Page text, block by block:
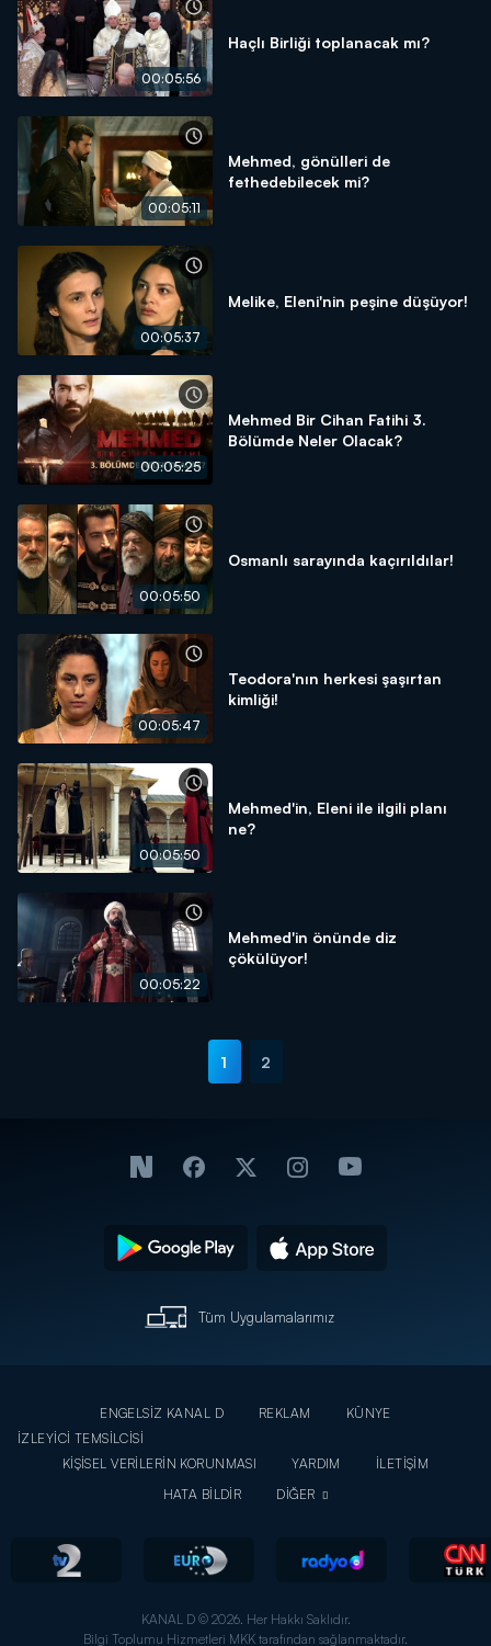
00:05:56
Haçlı Birliği toplanacak mı?
00:05:11
Mehmed, gönülleri de
fethedebilecek mi?
00:05:37
Melike, Eleni'nin peşine düşüyor!
00:05:25
Mehmed Bir Cihan Fatihi 3.
Bölümde Neler Olacak?
00:05:50
Osmanlı sarayında kaçırıldılar!
00:05:47
Teodora'nın herkesi şaşırtan
kimliği!
00:05:50
Mehmed'in, Eleni ile ilgili planı
ne?
00:05:22
Mehmed'in önünde diz
çökülüyor!
1 2
Tüm Uygulamalarımız
ENGELSİZ KANAL D REKLAM
KÜNYE
İZLEYİCİ TEMSİLCİSİ
KİŞİSEL VERİLERİN KORUNMASI
YARDIM
İLETİŞİM
HATA BİLDİR
DİĞER
KANAL D © 2026. Her Hakkı Saklıdır.
Bilgi Toplumu Hizmetleri MKK tarafından sağlanmaktadır.